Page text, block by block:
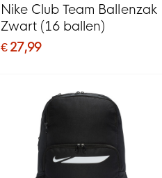
Nike Club Team Ballenzak
Zwart (16 ballen)
€ 27,99